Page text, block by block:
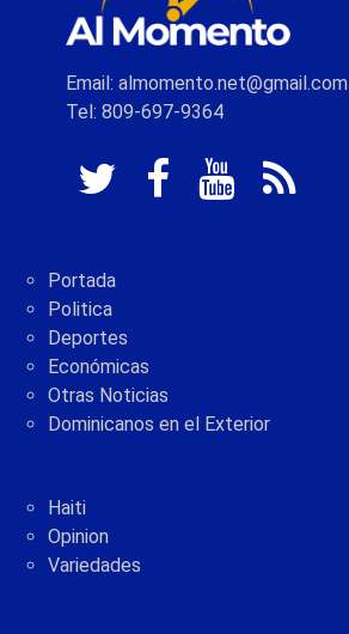
Email: almomento.net@gmail.com
Tel: 809-697-9364
Portada
Politica
Deportes
Económicas
Otras Noticias
Dominicanos en el Exterior
Haiti
Opinion
Variedades